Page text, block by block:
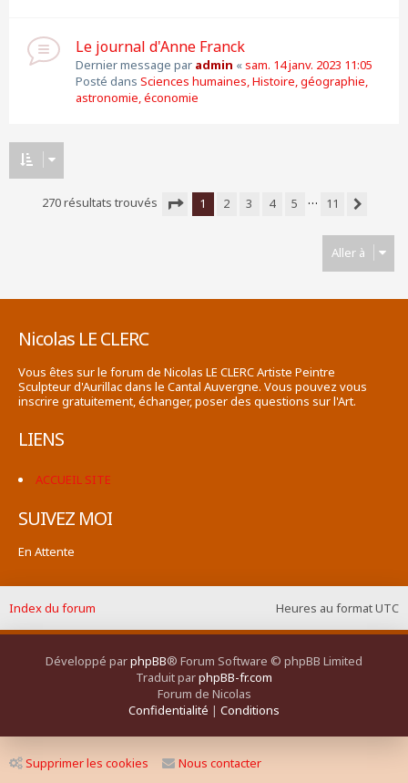
Le journal d'Anne Franck
Dernier message par admin «sam. 14 janv. 2023 11:05
Posté dans Sciences humaines, Histoire, géographie,
astronomie, économie
270 résultats trouvés
1 2 3 4 5 …
11
Aller à
Nicolas LE CLERC
Vous êtes sur le forum de Nicolas LE CLERC Artiste Peintre
Sculpteur d'Aurillac dans le Cantal Auvergne. Vous pouvez vous
inscrire gratuitement, échanger, poser des questions sur l'Art.
LIENS
ACCUEIL SITE
SUIVEZ MOI
En Attente
Heures au formatUTC
Index du forum
Développé parphpBB® Forum Software © phpBB Limited
Traduit parphpBB-fr.com
Forum de Nicolas
Confidentialité | Conditions
Supprimer les cookies Nous contacter